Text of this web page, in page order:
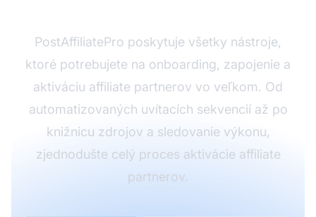
PostAffiliatePro poskytuje všetky nástroje,
ktoré potrebujete na onboarding, zapojenie a
aktiváciu affiliate partnerov vo veľkom. Od
automatizovaných uvítacích sekvencií až po
knižnicu zdrojov a sledovanie výkonu,
zjednodušte celý proces aktivácie affiliate
partnerov.